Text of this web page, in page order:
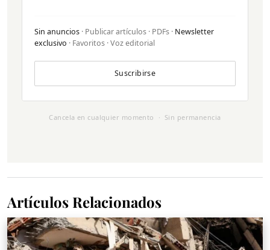
Sin anuncios · Publicar artículos · PDFs · Newsletter
exclusivo · Favoritos · Voz editorial
Suscribirse
Cancela en cualquier momento · Sin permanencia
Artículos Relacionados